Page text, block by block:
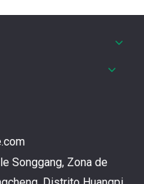
ideales para motores
¿Cuál es el encanto de las piezas de la serie 3500 de Caterpillar?
calidad son
Songgang, Zona de